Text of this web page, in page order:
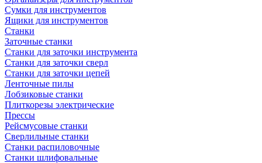
Сумки для инструментов
Ящики для инструментов
Станки
Заточные станки
Станки для заточки инструмента
Станки для заточки сверл
Станки для заточки цепей
Ленточные пилы
Лобзиковые станки
Плиткорезы электрические
Прессы
Рейсмусовые станки
Сверлильные станки
Станки распиловочные
Станки шлифовальные